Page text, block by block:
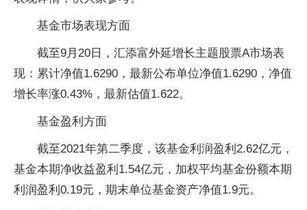
基金市场表现方面
截至9月20日，汇添富外延增长主题股票A市场表
现：累计净值1.6290，最新公布单位净值1.6290，净值
增长率涨0.43%，最新估值1.622。
基金盈利方面
截至2021年第二季度，该基金利润盈利2.62亿元，
基金本期净收益盈利1.54亿元，加权平均基金份额本期
利润盈利0.19元，期末单位基金资产净值1.9元。